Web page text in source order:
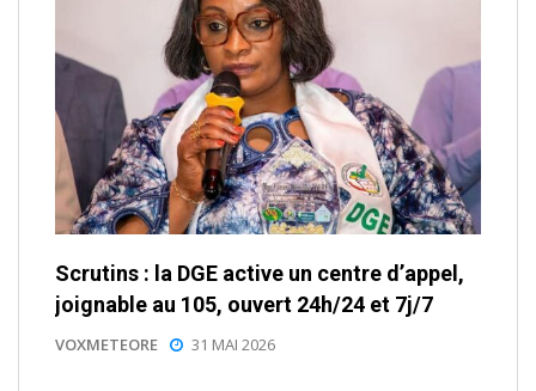
Scrutins : la DGE active un centre d’appel,
joignable au 105, ouvert 24h/24 et 7j/7
VOXMETEORE 31 MAI 2026